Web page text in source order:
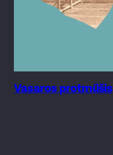
Vasaros protmūšis